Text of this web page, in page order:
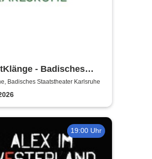
- Badisches
Karlsruhe
Badisches Staatstheater Karlsruhe
19:00 Uhr